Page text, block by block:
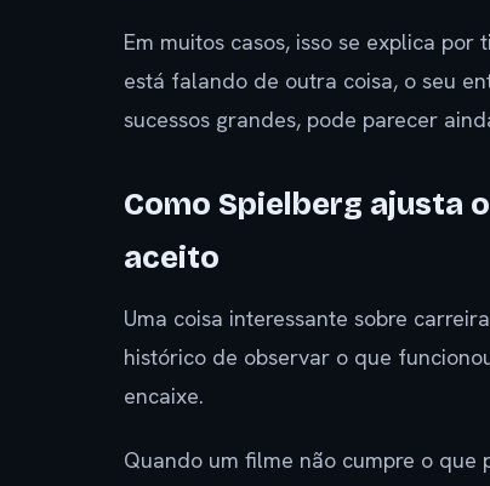
Em muitos casos, isso se explica
está falando de outra coisa, o seu
sucessos grandes, pode parecer
Como Spielberg ajusta
aceito
Uma coisa interessante sobre
histórico de observar o que
encaixe.
Quando um filme não cumpre o que